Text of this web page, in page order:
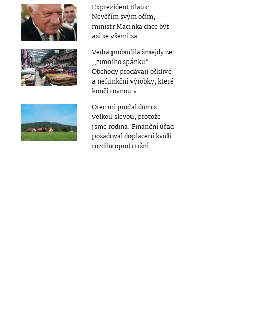
Exprezident Klaus:
Nevěřím svým očím,
ministr Macinka chce být
asi se všemi za...
Vedra probudila šmejdy ze
„zimního spánku“.
Obchody prodávají ošklivé
a nefunkční výrobky, které
končí rovnou v...
Otec mi prodal dům s
velkou slevou, protože
jsme rodina. Finanční úřad
požadoval doplacení kvůli
rozdílu oproti tržní...